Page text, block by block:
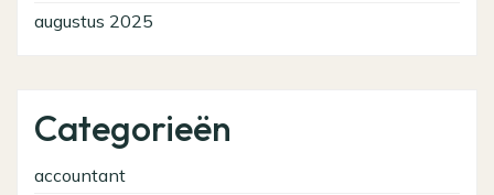
augustus 2025
Categorieën
accountant